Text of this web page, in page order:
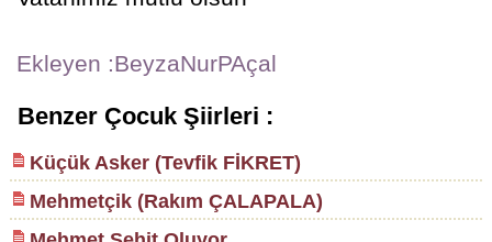
Ekleyen :BeyzaNurPAçal
Benzer Çocuk Şiirleri :
Küçük Asker (Tevfik FİKRET)
Mehmetçik (Rakım ÇALAPALA)